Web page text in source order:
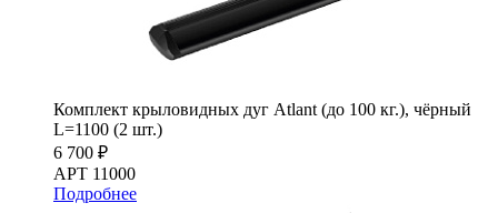
Комплект крыловидных дуг Atlant (до 100 кг.), чёрный
L=1100 (2 шт.)
6 700 ₽
АРТ 11000
Подробнее